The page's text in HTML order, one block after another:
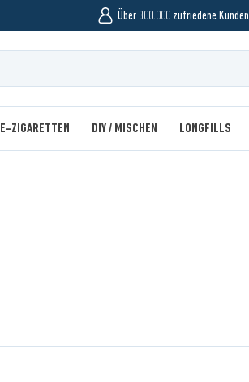
Über 300.000 zufriedene Kunden
E-ZIGARETTEN DIY / MISCHEN LONGFILLS